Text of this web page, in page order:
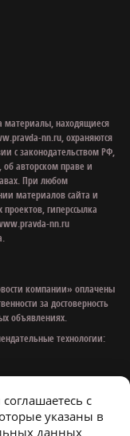
материалы, находящиеся
nn.ru, охраняются
с законодательством РФ,
об авторском праве и
При любом
материалов сайта и
проектов, гиперссылка
nn.ru
компании» оплачены
за достоверность
объявлениях.
технологии:
правда»
с
указаны в
данных